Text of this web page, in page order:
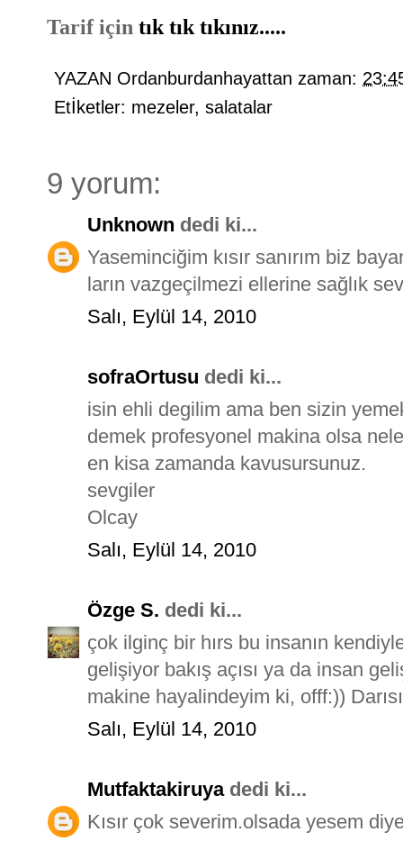
Tarif için tık tık tıkınız.....
YAZAN Ordanburdanhayattan zaman:
Etİketler: mezeler, salatalar
9 yorum:
Unknown dedi ki...
Yaseminciğim kısır sanırım biz
ların vazgeçilmezi ellerine sağlık
Salı, Eylül 14, 2010
sofraOrtusu dedi ki...
isin ehli degilim ama ben sizin
demek profesyonel makina olsa
en kisa zamanda kavusursunuz.
sevgiler
Olcay
Salı, Eylül 14, 2010
Özge S. dedi ki...
çok ilginç bir hırs bu insanın
gelişiyor bakış açısı ya da insan
makine hayalindeyim ki, offf:))
Salı, Eylül 14, 2010
Mutfaktakiruyadedi ki...
Kısır çok severim.olsada yesem